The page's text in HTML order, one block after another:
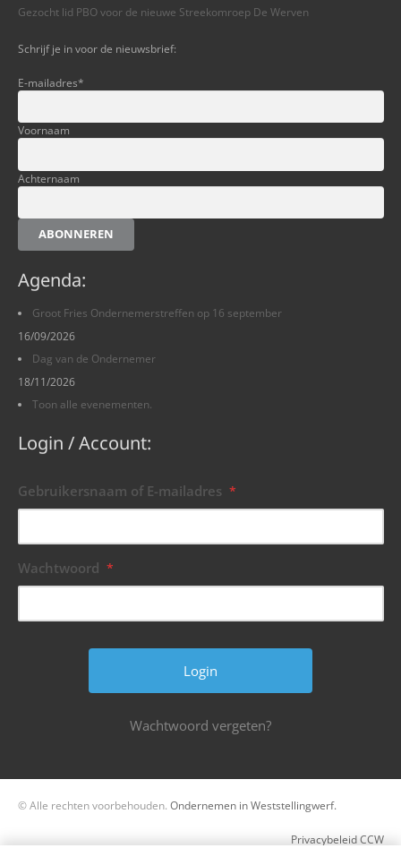
Gezocht lid PBO voor de nieuwe Streekomroep De Werven
Schrijf je in voor de nieuwsbrief:
E-mailadres*
Voornaam
Achternaam
ABONNEREN
Agenda:
Groot Fries Ondernemerstreffen op 16 september
16/09/2026
Dag van de Ondernemer
18/11/2026
Toon alle evenementen.
Login / Account:
Gebruikersnaam of E-mailadres *
Wachtwoord *
Wachtwoord vergeten?
© Alle rechten voorbehouden. Ondernemen in Weststellingwerf.
Privacybeleid CCW